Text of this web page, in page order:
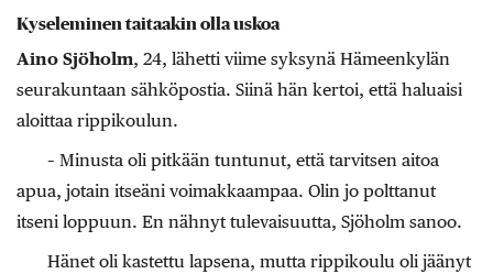
Kyseleminen taitaakin olla uskoa
Aino Sjöholm, 24, lähetti viime syksynä Hämeenkylän
seurakuntaan sähköpostia. Siinä hän kertoi, että haluaisi
aloittaa rippikoulun.
– Minusta oli pitkään tuntunut, että tarvitsen aitoa
apua, jotain itseäni voimakkaampaa. Olin jo polttanut
itseni loppuun. En nähnyt tulevaisuutta, Sjöholm sanoo.
Hänet oli kastettu lapsena, mutta rippikoulu oli jäänyt